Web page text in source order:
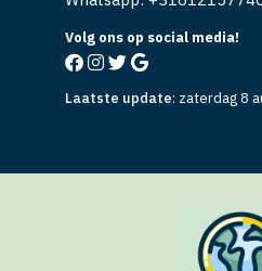
Volg ons op social media!
Laatste update: zaterdag 8